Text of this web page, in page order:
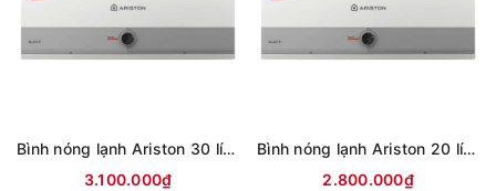
Bình nóng lạnh Ariston 30 lít SLIM3 30 R VN (mới 2024)
3.100.000₫
Bình nóng lạnh Ariston 20 lít SLIM3 20 R VN (mới 2024)
2.800.000₫